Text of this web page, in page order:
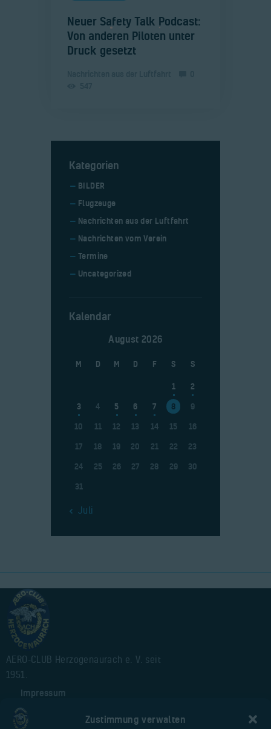
Zustimmung verwalten
​Neuer Safety Talk Podcast:
Von anderen Piloten unter
Druck gesetzt
Kategorien
BILDER
Flugzeuge
Nachrichten aus der Luftfahrt
Nachrichten vom Verein
Termine
Uncategorized
Kalendar
August 2026
M D M D F S S
1
2
3
4 5 6 7 8
9
10
11 12 13 14 15
16
17
18 19 20 21 22
23
24
25 26 27 28 29
30
31
« Juli
AERO-CLUB Herzogenaurach e. V. seit
1951.
Impressum
Alte Webseite